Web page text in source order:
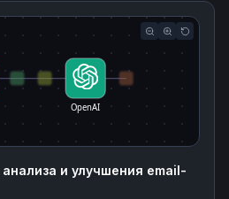
OpenAI
и улучшения email-